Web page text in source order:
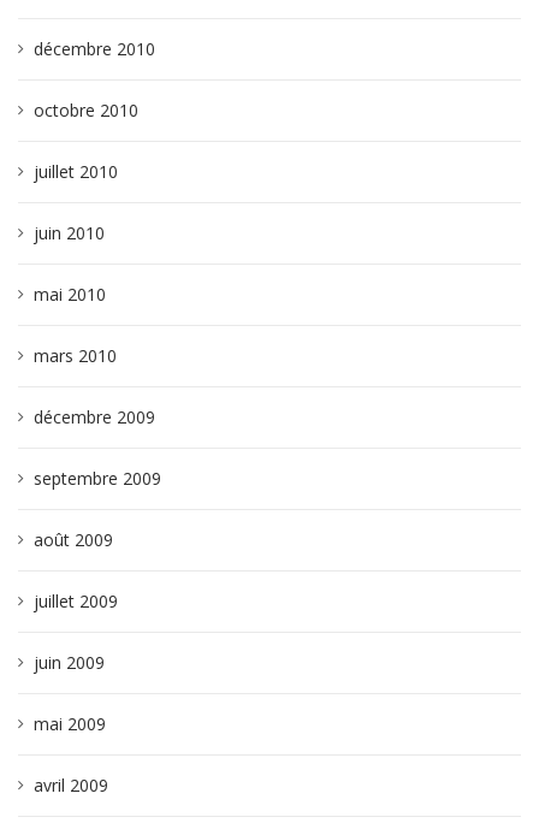
décembre 2010
octobre 2010
juillet 2010
juin 2010
mai 2010
mars 2010
décembre 2009
septembre 2009
août 2009
juillet 2009
juin 2009
mai 2009
avril 2009